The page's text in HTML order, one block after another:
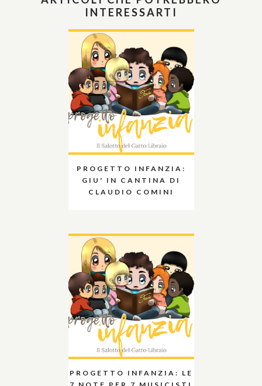
INTERESSARTI
PROGETTO INFANZIA:
GIU' IN CANTINA DI
CLAUDIO COMINI
PROGETTO INFANZIA: LE